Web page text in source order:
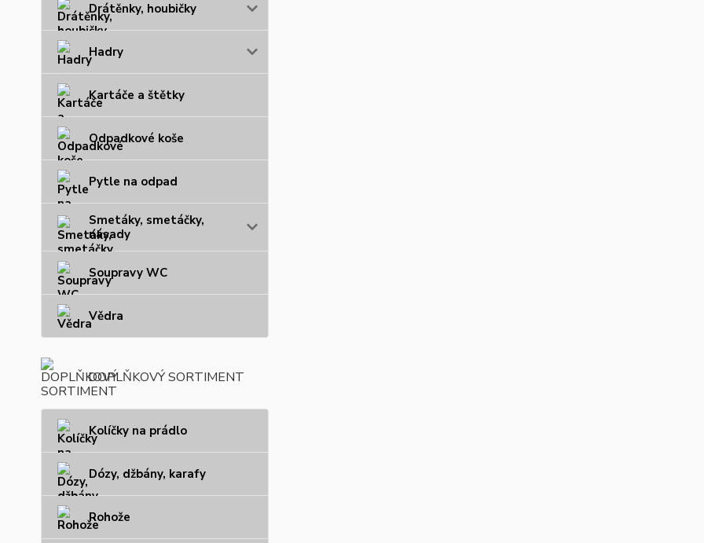
Drátěnky, houbičky
Hadry
Kartáče a štětky
Odpadkové koše
Pytle na odpad
Smetáky, smetáčky,
násady
Soupravy WC
Vědra
DOPLŇKOVÝ SORTIMENT
Kolíčky na prádlo
Dózy, džbány, karafy
Rohože